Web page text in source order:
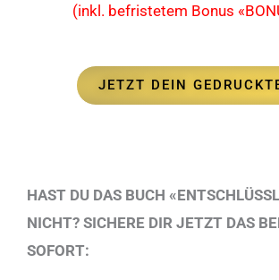
(inkl. befristetem Bonus
JETZT DEIN
HAST DU DAS BUCH
NICHT? SICHERE DIR JETZT DAS
SOFORT: